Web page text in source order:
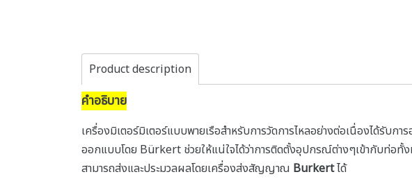
Product description
คำอธิบาย
เครื่องมิเตอร์มิเตอร์แบบพายเรือสำหรับการวัดการไหลอย่างต่อเนื่องได้รับ
ออกแบบโดย Bürkert ช่วยให้แน่ใจได้ว่าการติดตั้งอุปกรณ์ต่างๆเข้ากับท่อทั้
สามารถส่งและประมวลผลโดยเครื่องส่งสัญญาณ Burkertได้